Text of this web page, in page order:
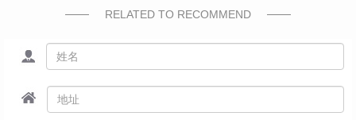
RELATED TO RECOMMEND